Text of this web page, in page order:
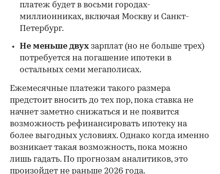
платеж будет в восьми городах-
миллионниках, включая Москву и Санкт-
Петербург.
Не меньше двух зарплат (но не больше трех)
потребуется на погашение ипотеки в
остальных семи мегаполисах.
Ежемесячные платежи такого размера
предстоит вносить до тех пор, пока ставка не
начнет заметно снижаться и не появится
возможность рефинансировать ипотеку на
более выгодных условиях. Однако когда именно
возникает такая возможность, пока можно
лишь гадать. По прогнозам аналитиков, это
произойдет не раньше 2026 года.